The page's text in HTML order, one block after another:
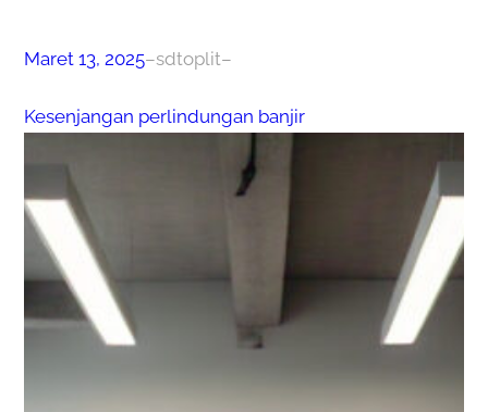
Maret 13, 2025–sdtoplit–
Kesenjangan perlindungan banjir